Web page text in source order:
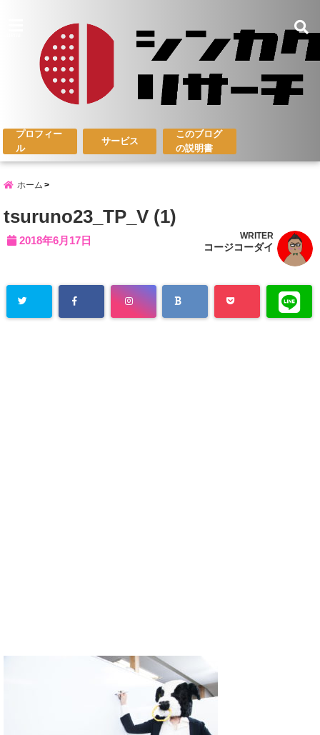
プロフィー
ル
サービス
このブログ
の説明書
ホーム
tsuruno23_TP_V (1)
2018年6月17日 WRITER
コージコーダイ